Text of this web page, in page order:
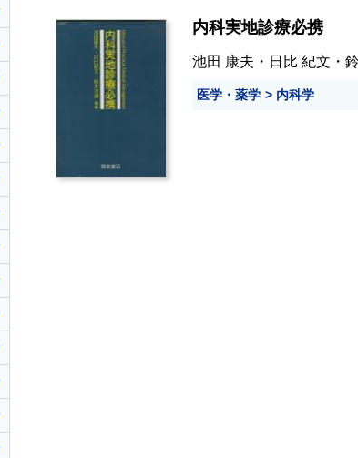
内科実地診療必携
池田 康夫 ・ 日比 紀文 ・
医学・薬学 内科学